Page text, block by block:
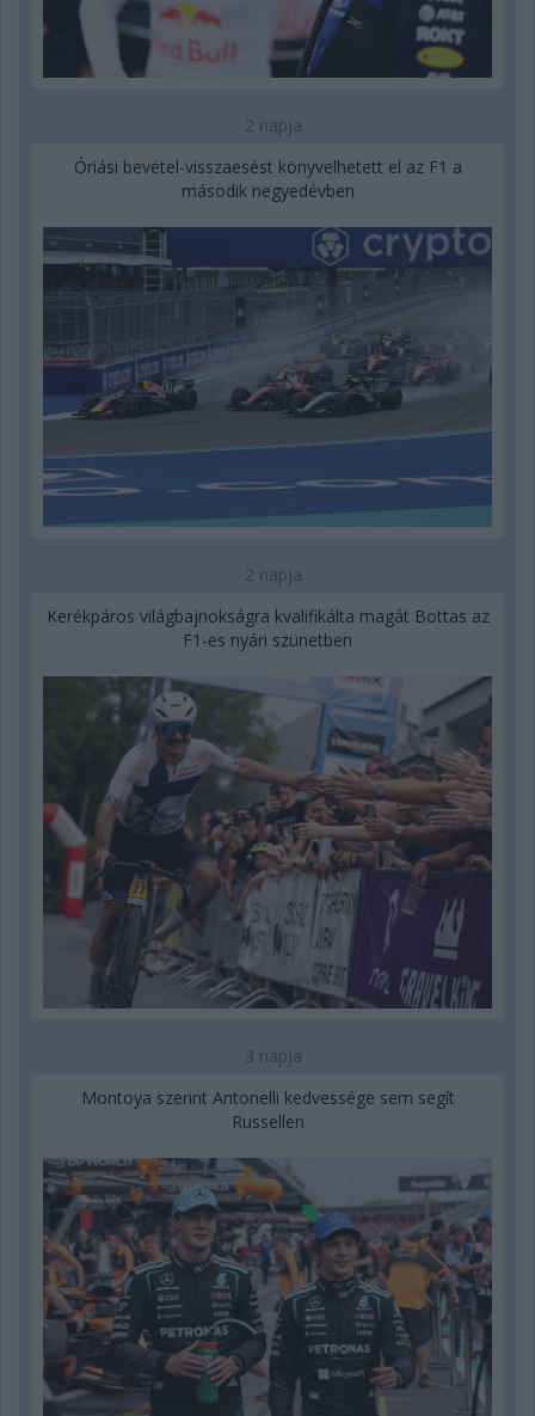
2 napja
Óriási bevétel-visszaesést könyvelhetett el az F1 a
második negyedévben
2 napja
Kerékpáros világbajnokságra kvalifikálta magát Bottas az
F1-es nyári szünetben
3 napja
Montoya szerint Antonelli kedvessége sem segít
Russellen